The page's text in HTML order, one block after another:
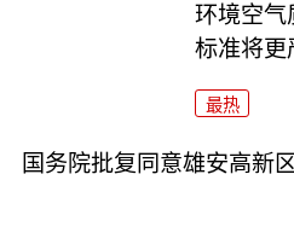
环境空气
标准将更
最热
国务院批复同意雄安高新